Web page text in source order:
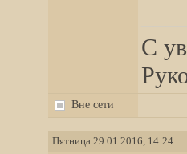
С
Вне сети
Пятница 29.01.2016, 14:24